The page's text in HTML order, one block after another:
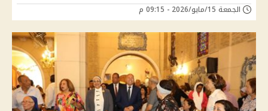
الجمعة 15/مايو/2026 - 09:15 م